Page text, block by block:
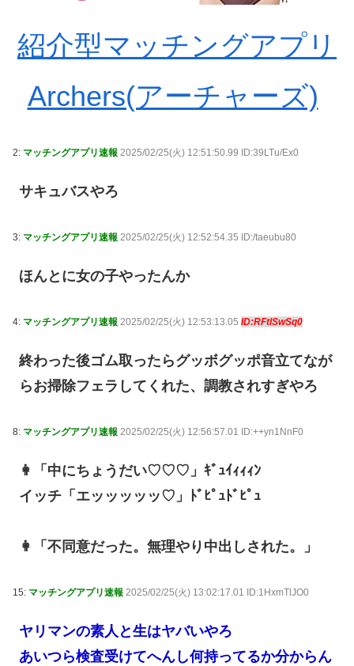
紹介型マッチングアプリ
Archers(アーチャーズ)
2: マッチングアプリ速報 2025/02/25(火) 12:51:50.99 ID:39LTu/Ex0
サキュバスやろ
3: マッチングアプリ速報 2025/02/25(火) 12:52:54.35 ID:/taeubu80
ほんとに女の子やったんか
4: マッチングアプリ速報 2025/02/25(火) 12:53:13.05 ID:RFtlSwSq0
終わった後ゴム取ったらグッボグッポ音立てなが
らお掃除フェラしてくれた、調教されすぎやろ
8: マッチングアプリ速報 2025/02/25(火) 12:56:57.01 ID:++yn1NnF0
👩「中にちょうだい♡♡♡」ｷﾞｭｲｨｨｨﾝ
イッチ「エッッッッッ♡」ﾄﾞﾋﾟｭﾄﾞﾋﾟｭ
👩「不同意だった。無理やり中出しされた。」
15: マッチングアプリ速報 2025/02/25(火) 13:02:17.01 ID:1HxmTlJO0
ヤリマンの素人と生はヤバいやろ
あいつら検査受けてへんし何持ってるか分からん